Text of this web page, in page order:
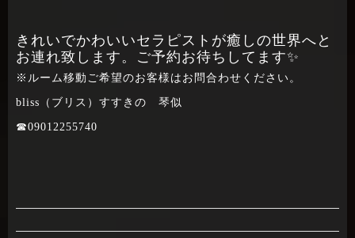
きれいでかわいいセラピストが癒しの世界へと
お連れ致します。ご予約お待ちしてます✨
※ルーム移動ご希望のお客様はお問合わせください。
bliss（ブリス）すすきの 琴似
☎09012255740